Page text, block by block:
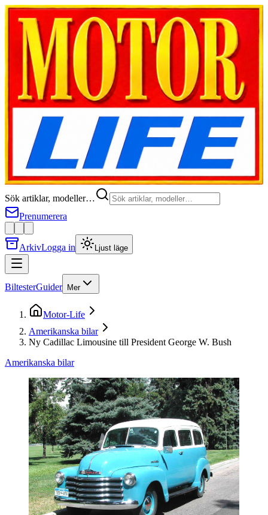
Sök artiklar, modeller…
Prenumerera
ArkivLogga in Ljust läge
BiltesterGuider Mer
Motor-Life
Amerikanska bilar
Ny Cadillac Limousine till President George W. Bush
Amerikanska bilar